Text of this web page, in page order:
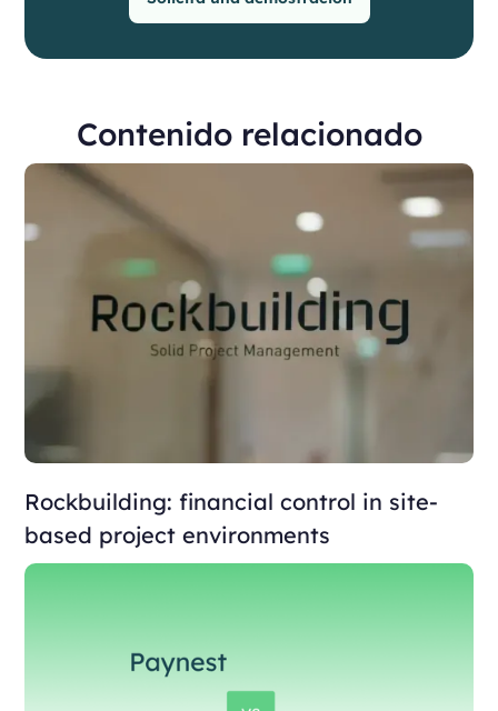
Contenido relacionado
Rockbuilding: financial control in site-
based project environments